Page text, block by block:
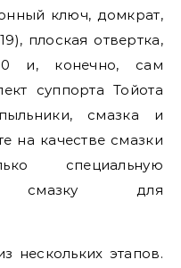
ключ, домкрат,
плоская отвертка,
и, конечно, сам
суппорта Тойота
смазка и
на качестве смазки
специальную
смазку для
нескольких этапов.